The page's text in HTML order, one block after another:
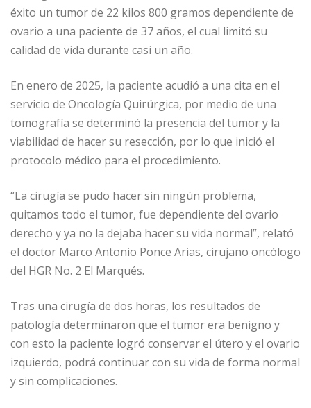
éxito un tumor de 22 kilos 800 gramos dependiente de
ovario a una paciente de 37 años, el cual limitó su
calidad de vida durante casi un año.
En enero de 2025, la paciente acudió a una cita en el
servicio de Oncología Quirúrgica, por medio de una
tomografía se determinó la presencia del tumor y la
viabilidad de hacer su resección, por lo que inició el
protocolo médico para el procedimiento.
“La cirugía se pudo hacer sin ningún problema,
quitamos todo el tumor, fue dependiente del ovario
derecho y ya no la dejaba hacer su vida normal”, relató
el doctor Marco Antonio Ponce Arias, cirujano oncólogo
del HGR No. 2 El Marqués.
Tras una cirugía de dos horas, los resultados de
patología determinaron que el tumor era benigno y
con esto la paciente logró conservar el útero y el ovario
izquierdo, podrá continuar con su vida de forma normal
y sin complicaciones.